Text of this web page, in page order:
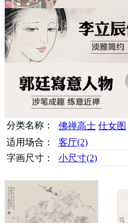
分类名称： 佛禅高士 仕女图
适用场合：
客厅(2)
字画尺寸：
小尺寸(2)